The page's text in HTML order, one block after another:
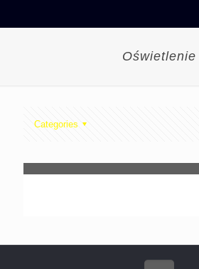
Oświetlenie
Categories